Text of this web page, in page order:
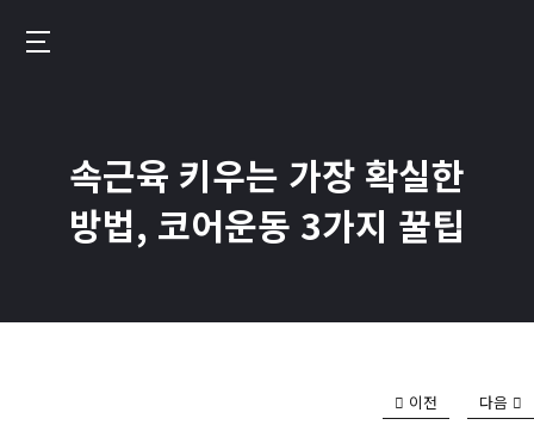
운
동
기
이
속근육 키우는 가장 확실한
방법, 코어운동 3가지 꿀팁
이전 다음